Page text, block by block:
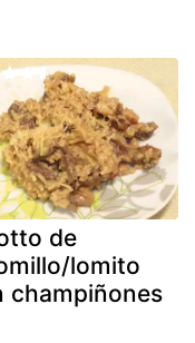
de
lomito
champiñones